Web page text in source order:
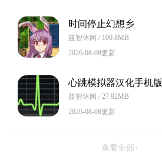
时间停止幻想乡
益智休闲 / 100.8MB
2026-08-08更新
心跳模拟器汉化手机版
益智休闲 / 27.92MB
2026-08-08更新
查看全部+